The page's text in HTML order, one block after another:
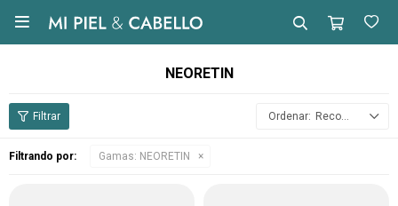

NEORETIN
Recomendados
Filtrando por: Gamas: NEORETIN